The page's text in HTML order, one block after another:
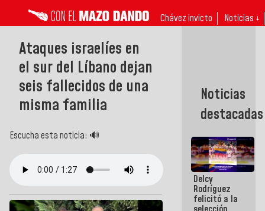
Chávez invicto Noticias ↓
Ataques israelíes en
el sur del Líbano dejan
seis fallecidos de una
misma familia
Escucha esta noticia: 🔊
Noticias
destacadas
Delcy
Rodríguez
felicitó a la